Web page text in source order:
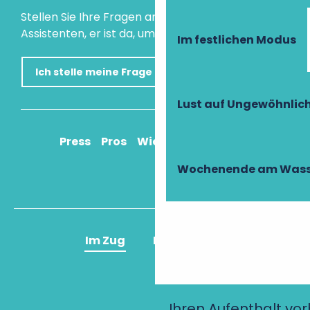
Im festlichen Modus
Lust auf
Wochenende am
Stellen Sie Ihre Fragen an unseren virtuellen
Assistenten, er ist da, um Ihnen zu helfen.
Ich stelle meine Frage
Press Pros Wie komme ich an?
Im Zug Im Flugzeug